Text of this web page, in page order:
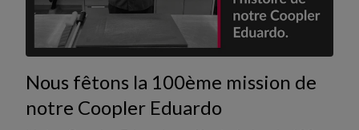
Nous fêtons la 100ème mission de
notre Coopler Eduardo